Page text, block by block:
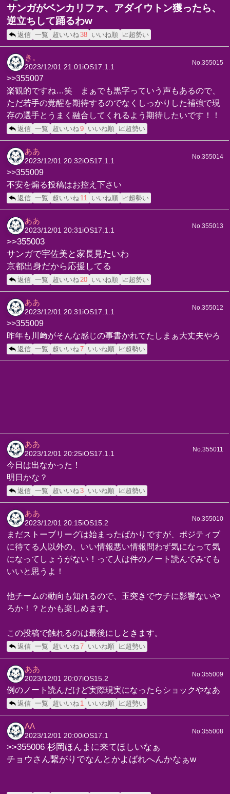
サンガがベンカリファ、アダイウトン獲ったら、
逆立ちして踊るわw
返信 一覧 超いいね38 いいね順 📈超勢い
き。
2023/12/01 21:01iOS17.1.1
No.355015
>>355007
楽観的ですね…笑 まぁでも黒字っていう声もあるので、
ただ若手の覚醒を期待するのでなくしっかりした補強で現
存の選手とうまく融合してくれるよう期待したいです！！
返信 一覧 超いいね9 いいね順 📈超勢い
ああ
2023/12/01 20:32iOS17.1.1
No.355014
>>355009
不安を煽る投稿はお控え下さい
返信 一覧 超いいね 11 いいね順 📈超勢い
ああ
2023/12/01 20:31iOS17.1.1
No.355013
>>355003
サンガで宇佐美と家長見たいわ
京都出身だから応援してる
返信 一覧 超いいね20 いいね順 📈超勢い
ああ
2023/12/01 20:31iOS17.1.1
No.355012
>>355009
昨年も川﨑がそんな感じの事書かれてたしまぁ大丈夫やろ
返信 一覧 超いいね7 いいね順 📈超勢い
ああ
2023/12/01 20:25iOS17.1.1
No.355011
今日は出なかった！
明日かな？
返信 一覧 超いいね3 いいね順 📈超勢い
ああ
2023/12/01 20:15iOS15.2
No.355010
まだストーブリーグは始まったばかりですが、ポジティブ
に待てる人以外の、いい情報悪い情報問わず気になって気
になってしょうがない！って人は件のノート読んでみても
いいと思うよ！
他チームの動向も知れるので、玉突きでウチに影響ないや
ろか！？とかも楽しめます。
この投稿で触れるのは最後にしときます。
返信 一覧 超いいね7 いいね順 📈超勢い
ああ
2023/12/01 20:07iOS15.2
No.355009
例のノート読んだけど実際現実になったらショックやなあ
返信 一覧 超いいね 1 いいね順 📈超勢い
AA
2023/12/01 20:00iOS17.1
No.355008
>>355006 杉岡ほんまに来てほしいなぁ
チョウさん繋がりでなんとかよばれへんかなぁw